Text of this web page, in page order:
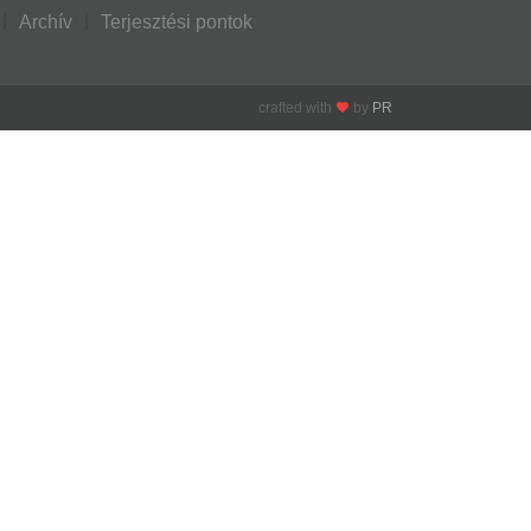
Archív Terjesztési pontok
crafted with by PR